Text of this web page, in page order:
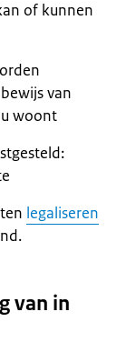
of kunnen
van
woont
legaliseren
van in